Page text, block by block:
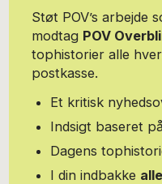
for ledelsen af det baltiske
ansat i Forsvarsakademiets
har forsket i og nyskrevet
som seniorforsker i 2016.
Forsvarskommissionen af
debat om udenrigs- og
bogen 'Den lange vej mod
mellemkrigstiden. I 1999
bærer også Hæderstegnet
Trestjerneordenen samt en
Støt POV’s arbejde
modtag POV
tophistorier alle
postkasse.
Et kritisk
Indsigt baseret
Dagens
I din indbakke